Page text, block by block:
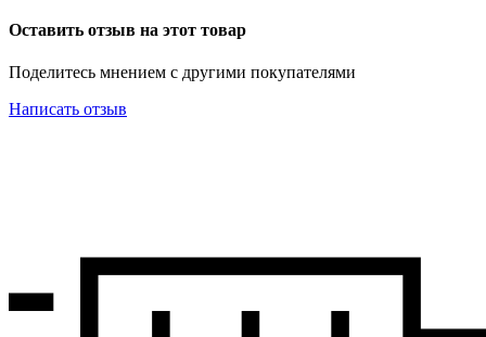
Оставить отзыв на этот товар
Поделитесь мнением с другими покупателями
Написать отзыв